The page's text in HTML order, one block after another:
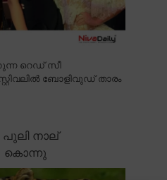
റെഡ് സീ
ബോളിവുഡ് താരം
പുലി നാല്
കൊന്നു